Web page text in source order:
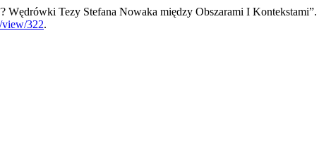
Wędrówki Tezy Stefana Nowaka między Obszarami I Kontekstami”.
view/322.